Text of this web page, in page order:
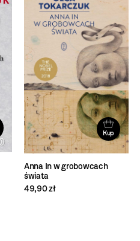
Kup
Anna In w grobowcach
świata
49,90 zł